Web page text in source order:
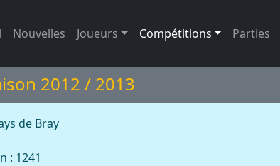
Nouvelles Joueurs Compétitions Parties
2012 / 2013
de Bray
: 1241